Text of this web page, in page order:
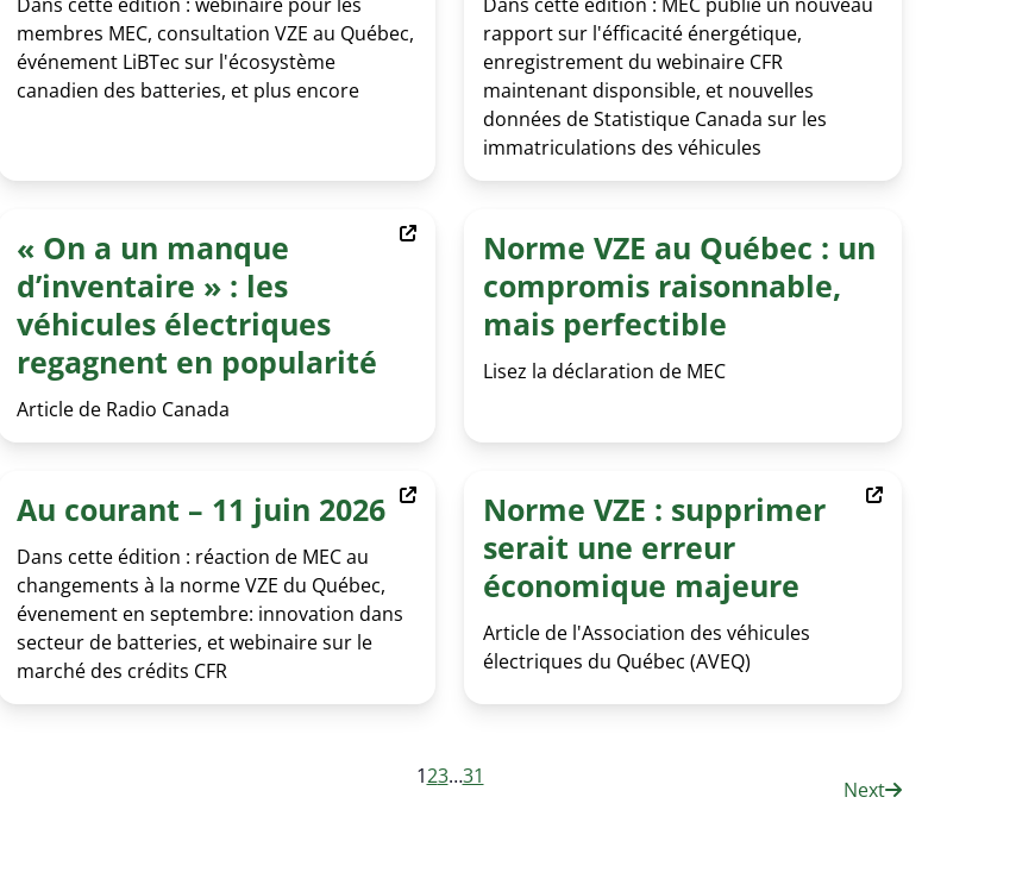
membres MEC, consultation VZE au Québec,
événement LiBTec sur l'écosystème
canadien des batteries, et plus encore
rapport sur l'éfficacité énergétique,
enregistrement du webinaire CFR
maintenant disponsible, et nouvelles
données de Statistique Canada sur les
immatriculations des véhicules
« On a un manque
d’inventaire » : les
véhicules électriques
regagnent en popularité
Article de Radio Canada
Norme VZE au Québec : un
compromis raisonnable,
mais perfectible
Lisez la déclaration de MEC
Au courant – 11 juin 2026
Dans cette édition : réaction de MEC au
changements à la norme VZE du Québec,
évenement en septembre: innovation dans
secteur de batteries, et webinaire sur le
marché des crédits CFR
Norme VZE : supprimer
serait une erreur
économique majeure
Article de l'Association des véhicules
électriques du Québec (AVEQ)
123…31
Next